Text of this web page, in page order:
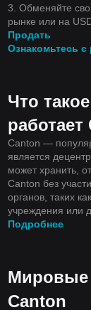
3. Обменяйте
рынке или на
Продать
Ознакомьтесь
Что
работает
Canton —
является
может хранить,
Canton без
органов, таких
учреждения или
Подробнее
Мировые
Canton